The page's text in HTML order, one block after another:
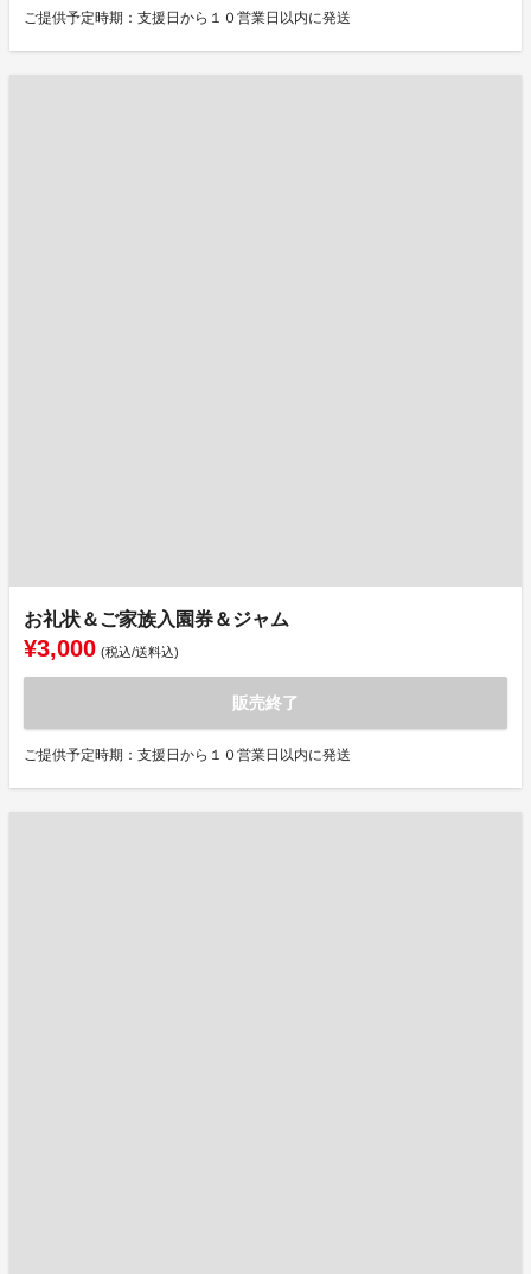
ご提供予定時期：支援日から１０営業日以内に発送
お礼状＆ご家族入園券＆ジャム
¥3,000 (税込/送料込)
販売終了
ご提供予定時期：支援日から１０営業日以内に発送